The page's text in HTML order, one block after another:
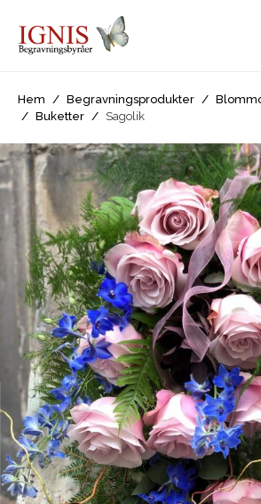
Hem / Begravningsprodukter /
/
Buketter / Sagolik